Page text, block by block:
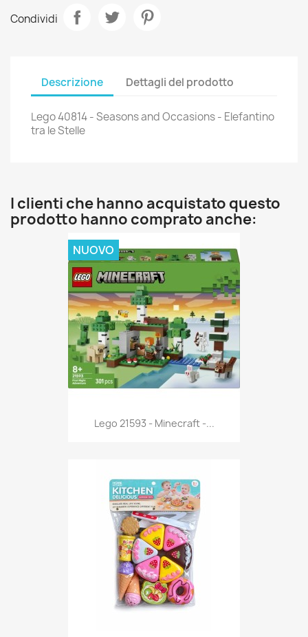
Condividi
Descrizione Dettagli del prodotto
Lego 40814 - Seasons and Occasions - Elefantino
tra le Stelle
I clienti che hanno acquistato questo
prodotto hanno comprato anche:
Anteprima
Lego 21593 - Minecraft -...
NUOVO